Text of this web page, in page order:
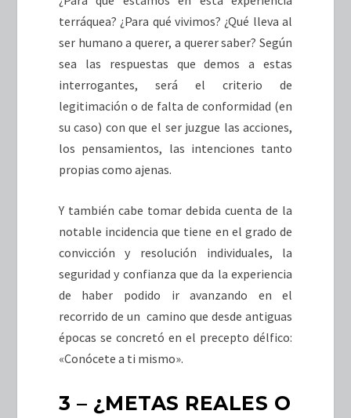
terráquea? ¿Para qué vivimos? ¿Qué lleva al
ser humano a querer, a querer saber? Según
sea las respuestas que demos a estas
interrogantes, será el criterio de
legitimación o de falta de conformidad (en
su caso) con que el ser juzgue las acciones,
los pensamientos, las intenciones tanto
propias como ajenas.
Y también cabe tomar debida cuenta de la
notable incidencia que tiene en el grado de
convicción y resolución individuales, la
seguridad y confianza que da la experiencia
de haber podido ir avanzando en el
recorrido de un camino que desde antiguas
épocas se concretó en el precepto délfico:
«Conócete a ti mismo».
3 – ¿METAS REALES O